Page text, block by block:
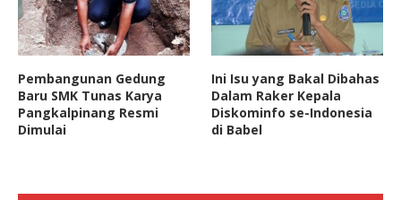
Pembangunan Gedung
Baru SMK Tunas Karya
Pangkalpinang Resmi
Dimulai
Ini Isu yang Bakal Dibahas
Dalam Raker Kepala
Diskominfo se-Indonesia
di Babel